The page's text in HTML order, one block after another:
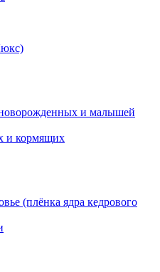
и малышей
и кормящих
(плёнка ядра кедрового